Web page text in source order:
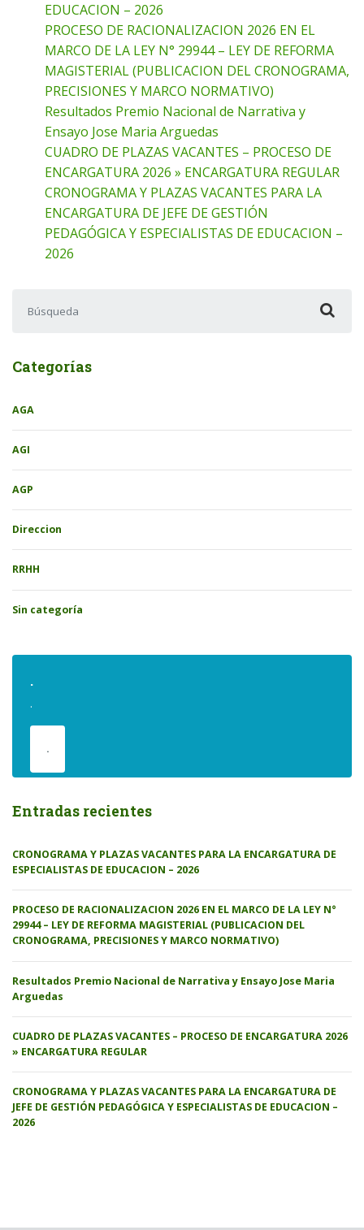
EDUCACION – 2026
PROCESO DE RACIONALIZACION 2026 EN EL
MARCO DE LA LEY N° 29944 – LEY DE REFORMA
MAGISTERIAL (PUBLICACION DEL CRONOGRAMA,
PRECISIONES Y MARCO NORMATIVO)
Resultados Premio Nacional de Narrativa y
Ensayo Jose Maria Arguedas
CUADRO DE PLAZAS VACANTES – PROCESO DE
ENCARGATURA 2026 » ENCARGATURA REGULAR
CRONOGRAMA Y PLAZAS VACANTES PARA LA
ENCARGATURA DE JEFE DE GESTIÓN
PEDAGÓGICA Y ESPECIALISTAS DE EDUCACION –
2026
Categorías
AGA
AGI
AGP
Direccion
RRHH
Sin categoría
.
.
.
Entradas recientes
CRONOGRAMA Y PLAZAS VACANTES PARA LA ENCARGATURA DE
ESPECIALISTAS DE EDUCACION – 2026
PROCESO DE RACIONALIZACION 2026 EN EL MARCO DE LA LEY N°
29944 – LEY DE REFORMA MAGISTERIAL (PUBLICACION DEL
CRONOGRAMA, PRECISIONES Y MARCO NORMATIVO)
Resultados Premio Nacional de Narrativa y Ensayo Jose Maria
Arguedas
CUADRO DE PLAZAS VACANTES – PROCESO DE ENCARGATURA 2026
» ENCARGATURA REGULAR
CRONOGRAMA Y PLAZAS VACANTES PARA LA ENCARGATURA DE
JEFE DE GESTIÓN PEDAGÓGICA Y ESPECIALISTAS DE EDUCACION –
2026